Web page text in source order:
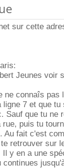
sur cette
Jeunes voir
ne connaîs pas
7 et que
Sauf que tu ne
puis tu
Au fait c'est
retrouver sur
y en a une